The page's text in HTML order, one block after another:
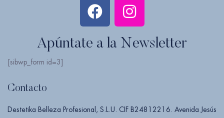
Apúntate a la Newsletter
[sibwp_form id=3]
Contacto
Destetika Belleza Profesional, S.L.U. CIF B24812216. Avenida Jesús